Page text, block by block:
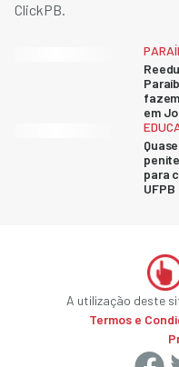
ClickPB.
em
para
UFPB
A utilização deste
Termos e